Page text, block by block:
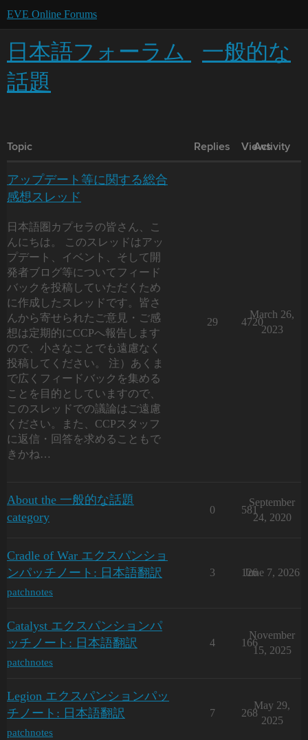
EVE Online Forums
日本語フォーラム
一般的な
話題
Topic Replies Views
Activity
アップデート等に関する総合
感想スレッド
日本語圏カプセラの皆さん、こ
んにちは。 このスレッドはアッ
プデート、イベント、そして開
発者ブログ等についてフィード
バックを投稿していただくため
に作成したスレッドです。皆さ
んから寄せられたご意見・ご感
想は定期的にCCPへ報告します
ので、小さなことでも遠慮なく
投稿してください。 注）あくま
で広くフィードバックを集める
ことを目的としていますので、
このスレッドでの議論はご遠慮
ください。また、CCPスタッフ
に返信・回答を求めることもで
きかね…
29 4720
March 26,
2023
About the 一般的な話題
category
0 581
September
24, 2020
Cradle of War エクスパンショ
ンパッチノート: 日本語翻訳
patchnotes
3 126
June 7, 2026
Catalyst エクスパンションパ
ッチノート: 日本語翻訳
patchnotes
4 166
November
15, 2025
Legion エクスパンションパッ
チノート: 日本語翻訳
patchnotes
7 268
May 29,
2025